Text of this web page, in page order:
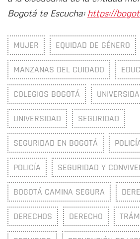
Bogotá te Escucha: https://
MUJER EQUIDAD DE GÉNERO
MANZANAS DEL CUIDADO
COLEGIOS BOGOTÁ
UNIVERSIDAD SEGURIDAD
SEGURIDAD EN BOGOTÁ
POLICÍA SEGURIDAD Y
BOGOTÁ CAMINA SEGURA
DERECHOS DERECHO